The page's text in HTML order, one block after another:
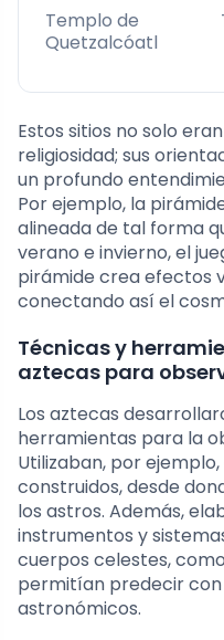
Templo de
Quetzalcóatl
Estos sitios no solo
religiosidad; sus
un profundo
Por ejemplo, la
alineada de tal forma
verano e invierno, el
pirámide crea efectos
conectando así el
Técnicas y
aztecas para
Los aztecas
herramientas para la
Utilizaban, por
construidos, desde
los astros. Además,
instrumentos y
cuerpos celestes,
permitían predecir
astronómicos.